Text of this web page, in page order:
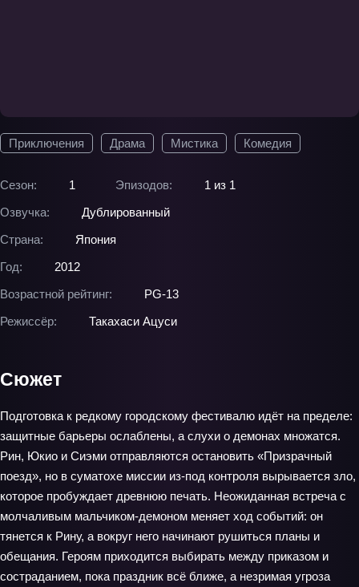
Приключения Драма Мистика Комедия
Сезон: 1 Эпизодов:
1 из 1
Озвучка:
Дублированный
Страна:
Япония
Год:
2012
Возрастной рейтинг:
PG-13
Режиссёр:
Такахаси Ацуси
Сюжет
Подготовка к редкому городскому фестивалю идёт на пределе:
защитные барьеры ослаблены, а слухи о демонах множатся.
Рин, Юкио и Сиэми отправляются остановить «Призрачный
поезд», но в суматохе миссии из‑под контроля вырывается зло,
которое пробуждает древнюю печать. Неожиданная встреча с
молчаливым мальчиком‑демоном меняет ход событий: он
тянется к Рину, а вокруг него начинают рушиться планы и
обещания. Героям приходится выбирать между приказом и
состраданием, пока праздник всё ближе, а незримая угроза